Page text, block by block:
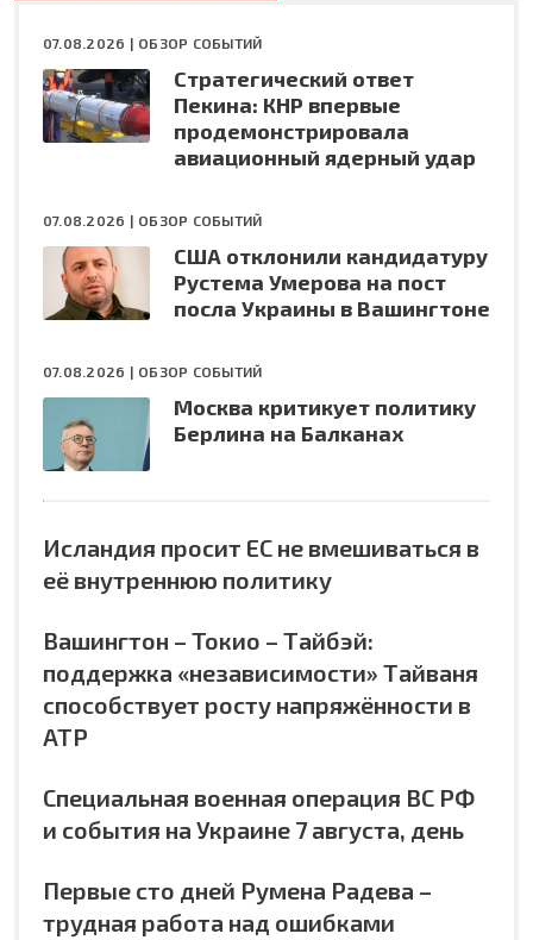
07.08.2026 | ОБЗОР СОБЫТИЙ
Стратегический ответ
Пекина: КНР впервые
продемонстрировала
авиационный ядерный удар
07.08.2026 | ОБЗОР СОБЫТИЙ
США отклонили кандидатуру
Рустема Умерова на пост
посла Украины в Вашингтоне
07.08.2026 | ОБЗОР СОБЫТИЙ
Москва критикует политику
Берлина на Балканах
Исландия просит ЕС не вмешиваться в
её внутреннюю политику
Вашингтон – Токио – Тайбэй:
поддержка «независимости» Тайваня
способствует росту напряжённости в
АТР
Специальная военная операция ВС РФ
и события на Украине 7 августа, день
Первые сто дней Румена Радева –
трудная работа над ошибками